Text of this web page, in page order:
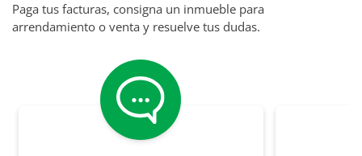
Paga tus facturas, consigna un inmueble para
arrendamiento o venta y resuelve tus dudas.